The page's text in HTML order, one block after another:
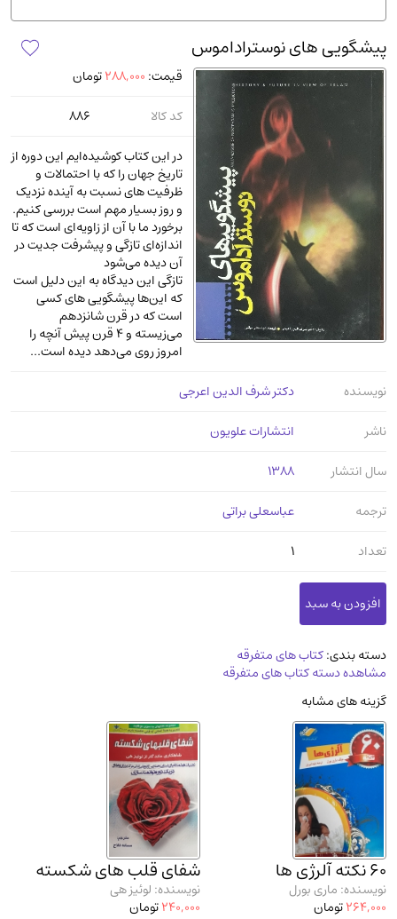
پزشکی(140)
کامپیوتر و نرم افزار(13)
ورزشی و تربیت بدنی(34)
آشپزی و خوراکی(25)
سرگرمی و بازی(7)
رمان و داستان خارجی(489)
حقوقی و قانون(47)
کتاب های مصور رنگی و گلاسه(23)
عرفانی و سلوک
الکترونیک
دایره المعارف و فرهنگ(13)
معماری، عمران و شهرسازی(29)
طراحی هنر و نقاشی و مجسمه سازی
زندگینامه شهدا(9)
استخدامی و کاریابی دولتی و خصوصی.سوالـات
و آزمونها(2)
آموزشی و کنکوری
مدرسان شریف و انتشارت ارشد کتاب‌های..
دانشگاه پیامـ نور
پیشگویی‌ های نوستراداموس
قیمت: 288,000تومان
کد کالا
886
در این کتاب کوشیده‌ایم این دوره از
تاریخ جهان را که با احتمالات و
ظرفیت‌ های نسبت به آینده نزدیک
و روز بسیار مهم است بررسی کنیم.
برخورد ما با آن از زاویه‌ای است که تا
اندازه‌ای تازگی و پیشرفت جدیت در
آن دیده می‌شود
تازگی این دیدگاه به این دلیل است
که این‌ها پیشگویی‌ های کسی
است که در قرن شانزدهم
می‌زیسته و 4 قرن پیش آنچه را
امروز روی می‌دهد دیده است...
نویسنده
دکتر شرف الدین اعرجی
ناشر
انتشارات علویون
سال انتشار
1388
ترجمه
عباسعلی براتی
تعداد
1
دسته بندی:کتاب های متفرقه
مشاهده دسته کتاب های متفرقه
گزینه های مشابه
60 نکته آلرژی ها
نویسنده: ماری بورل
264,000تومان
شفای قلب های شکسته
نویسنده: لوئیز هی
240,000تومان